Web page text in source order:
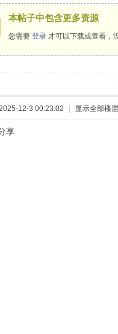
本帖子中包含更多资源
您需要 登录 才可以下载或查看，
12-3 00:23:02 显示全部楼层
享